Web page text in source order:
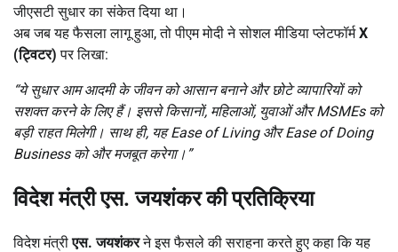
जीएसटी सुधार का संकेत दिया था।
अब जब यह फैसला लागू हुआ, तो पीएम मोदी ने सोशल मीडिया प्लेटफॉर्मX
(ट्विटर) पर लिखा:
“ये सुधार आम आदमी के जीवन को आसान बनाने और छोटे व्यापारियों को
सशक्त करने के लिए हैं। इससे किसानों, महिलाओं, युवाओं और MSMEs को
बड़ी राहत मिलेगी। साथ ही, यह Ease of Living और Ease of Doing
Business को और मजबूत करेगा।”
विदेश मंत्री एस. जयशंकर की प्रतिक्रिया
विदेश मंत्रीएस. जयशंकरने इस फैसले की सराहना करते हुए कहा कि यह